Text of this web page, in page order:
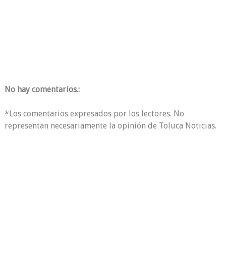
No hay comentarios.:
*Los comentarios expresados por los lectores. No
representan necesariamente la opinión de Toluca Noticias.